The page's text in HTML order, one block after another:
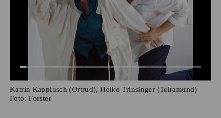
Katrin Kapplusch (Ortrud), Heiko Trinsinger (Telramund)
Foto: Forster